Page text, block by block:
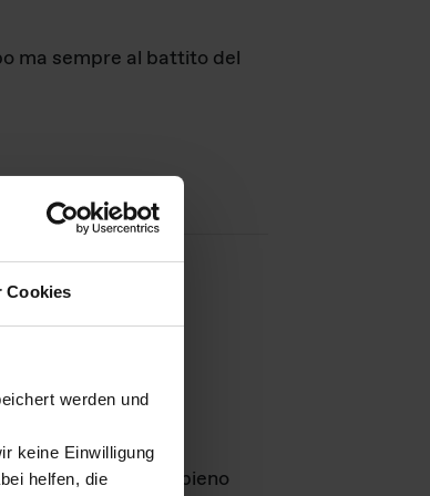
Cookies
werden und
keine Einwilligung
helfen, die
ma sempre al battito del
e rimangono in pieno